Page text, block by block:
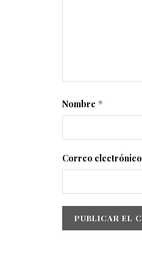
Nombre *
Correo electrónico